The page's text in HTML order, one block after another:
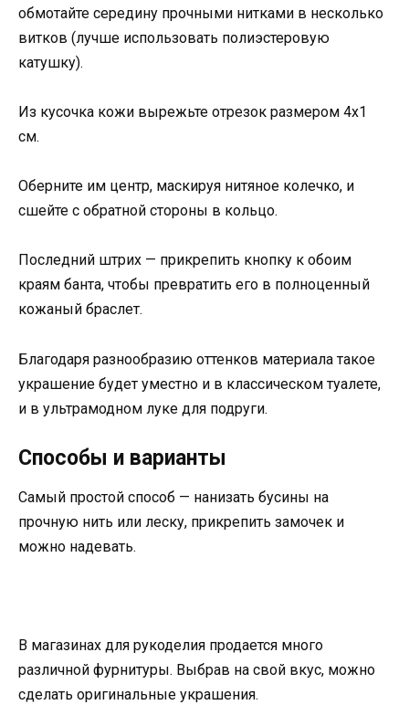
обмотайте середину прочными нитками в несколько
витков (лучше использовать полиэстеровую
катушку).
Из кусочка кожи вырежьте отрезок размером 4х1
см.
Оберните им центр, маскируя нитяное колечко, и
сшейте с обратной стороны в кольцо.
Последний штрих — прикрепить кнопку к обоим
краям банта, чтобы превратить его в полноценный
кожаный браслет.
Благодаря разнообразию оттенков материала такое
украшение будет уместно и в классическом туалете,
и в ультрамодном луке для подруги.
Способы и варианты
Самый простой способ — нанизать бусины на
прочную нить или леску, прикрепить замочек и
можно надевать.
В магазинах для рукоделия продается много
различной фурнитуры. Выбрав на свой вкус, можно
сделать оригинальные украшения.